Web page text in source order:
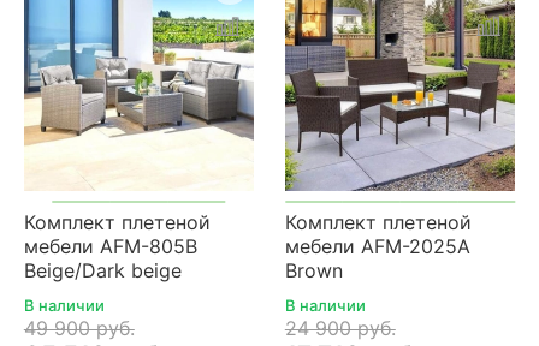
Комплект плетеной
мебели AFM-805B
Beige/Dark beige
В наличии
49 900 руб.
Комплект плетеной
мебели AFM-2025A
Brown
В наличии
24 900 руб.